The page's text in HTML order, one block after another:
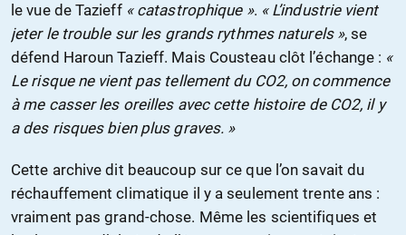
le vue de Tazieff « catastrophique ». « L’industrie vient
jeter le trouble sur les grands rythmes naturels », se
défend Haroun Tazieff. Mais Cousteau clôt l’échange : «
Le risque ne vient pas tellement du CO2, on commence
à me casser les oreilles avec cette histoire de CO2, il y
a des risques bien plus graves. »
Cette archive dit beaucoup sur ce que l’on savait du
réchauffement climatique il y a seulement trente ans :
vraiment pas grand-chose. Même les scientifiques et